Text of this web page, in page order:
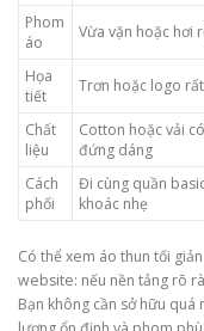
Phom
áo
Vừa vặn hoặc hơi
Họa
tiết
Trơn hoặc logo
Chất
liệu
Cotton hoặc vải
đứng dáng
Cách
phối
Đi cùng quần
khoác nhẹ
Có thể xem áo thun tối
website: nếu nền tảng rõ
Bạn không cần sở hữu quá